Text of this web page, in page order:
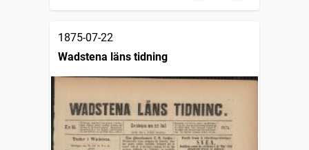
1875-07-22
Wadstena läns tidning